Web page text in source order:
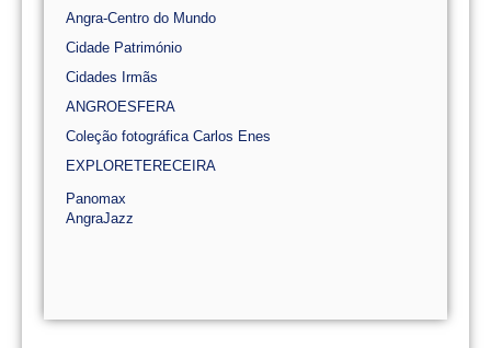
Angra-Centro do Mundo
Cidade Património
Cidades Irmãs
ANGROESFERA
Coleção fotográfica Carlos Enes
EXPLORETERECEIRA
Panomax
AngraJazz